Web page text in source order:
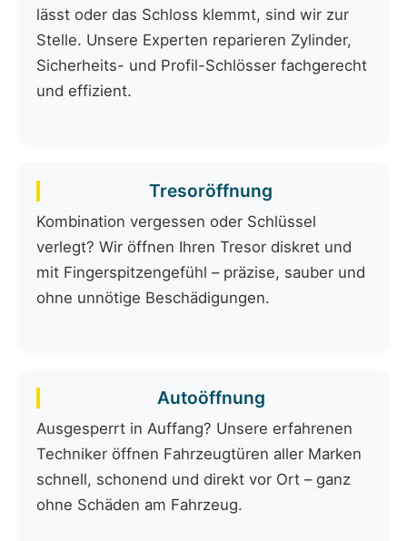
lässt oder das Schloss klemmt, sind wir zur
Stelle. Unsere Experten reparieren Zylinder,
Sicherheits- und Profil-Schlösser fachgerecht
und effizient.
Tresoröffnung
Kombination vergessen oder Schlüssel
verlegt? Wir öffnen Ihren Tresor diskret und
mit Fingerspitzengefühl – präzise, sauber und
ohne unnötige Beschädigungen.
Autoöffnung
Ausgesperrt in Auffang? Unsere erfahrenen
Techniker öffnen Fahrzeugtüren aller Marken
schnell, schonend und direkt vor Ort – ganz
ohne Schäden am Fahrzeug.